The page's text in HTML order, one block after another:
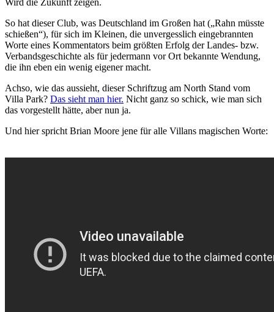
So hat dieser Club, was Deutschland im Großen hat („Rahn müsste
schießen“), für sich im Kleinen, die unvergesslich eingebrannten
Worte eines Kommentators beim größten Erfolg der Landes- bzw.
Verbandsgeschichte als für jedermann vor Ort bekannte Wendung,
die ihn eben ein wenig eigener macht.
Achso, wie das aussieht, dieser Schriftzug am North Stand vom
Villa Park? Das sieht man hier. Nicht ganz so schick, wie man sich
das vorgestellt hätte, aber nun ja.
Und hier spricht Brian Moore jene für alle Villans magischen Worte: